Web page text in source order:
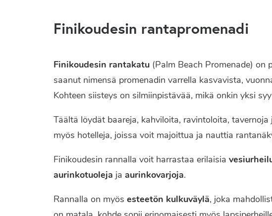
Finikoudesin rantapromenadi
Finikoudesin rantakatu (Palm Beach Promenade)
saanut nimensä promenadin varrella kasvavista,
Kohteen siisteys on silmiinpistävää, mikä onkin yksi
Täältä löydät baareja, kahviloita, ravintoloita,
myös hotelleja, joissa voit majoittua ja nauttia
Finikoudesin rannalla voit harrastaa erilaisia
aurinkotuoleja ja aurinkovarjoja.
Rannalla on myös esteetön kulkuväylä, joka